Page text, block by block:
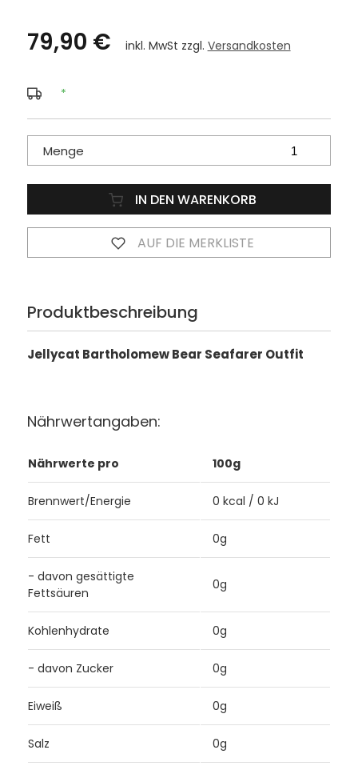
79,90 € inkl. MwSt zzgl. Versandkosten
*
Menge
IN DEN WARENKORB
AUF DIE MERKLISTE
Produktbeschreibung
Jellycat Bartholomew Bear Seafarer Outfit
Nährwertangaben:
Nährwerte pro 100g
Brennwert/Energie 0 kcal / 0 kJ
Fett 0g
- davon gesättigte
Fettsäuren
0g
Kohlenhydrate 0g
- davon Zucker 0g
Eiweiß 0g
Salz 0g